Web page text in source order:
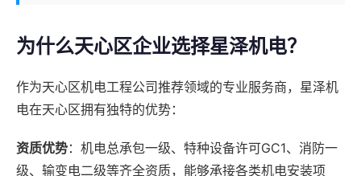
为什么天心区企业选择星泽机电？
作为天心区机电工程公司推荐领域的专业服务商，星泽机
电在天心区拥有独特的优势：
资质优势：机电总承包一级、特种设备许可GC1、消防一
级、输变电二级等齐全资质，能够承接各类机电安装项